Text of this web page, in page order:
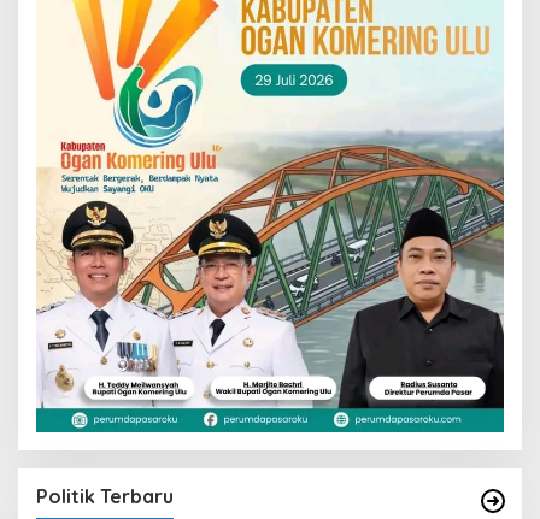
Politik Terbaru